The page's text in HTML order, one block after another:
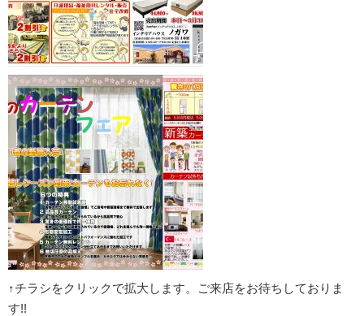
↑チラシをクリックで拡大します。ご来店をお待ちしておりま
す!!